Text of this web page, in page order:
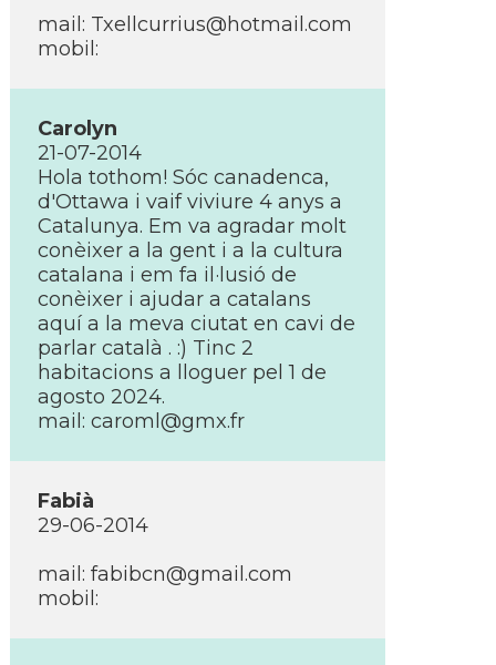
mail: Txellcurrius@hotmail.com
mobil:
Carolyn
21-07-2014
Hola tothom! Sóc canadenca,
d'Ottawa i vaif viviure 4 anys a
Catalunya. Em va agradar molt
conèixer a la gent i a la cultura
catalana i em fa il·lusió de
conèixer i ajudar a catalans
aquí­ a la meva ciutat en cavi de
parlar català . :) Tinc 2
habitacions a lloguer pel 1 de
agosto 2024.
mail: caroml@gmx.fr
Fabià
29-06-2014
mail: fabibcn@gmail.com
mobil: